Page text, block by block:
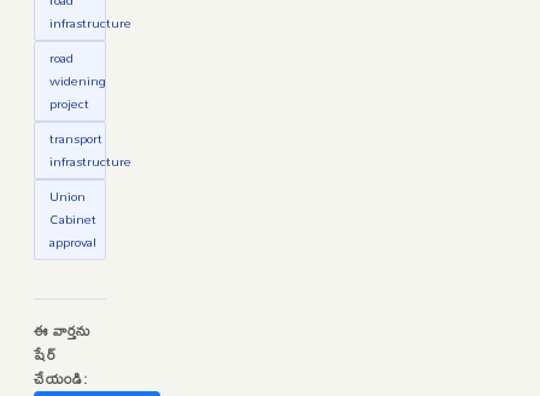
infrastructure
road
widening
project
transport
infrastructure
Union
Cabinet
approval
ఈ వార్తను
షేర్
చేయండి: